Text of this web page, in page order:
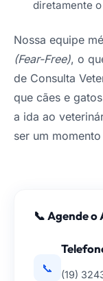
diretamente
Nossa equipe
(Fear-Free), o
de Consulta
que cães e
a ida ao
ser um
📞 Agende
📞 (19)